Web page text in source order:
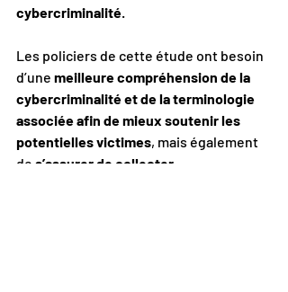
cybercriminalité.
Les policiers de cette étude ont besoin
d’une meilleure compréhension de la
cybercriminalité et de la terminologie
associée afin de mieux soutenir les
potentielles victimes, mais également
de s’assurer de collecter